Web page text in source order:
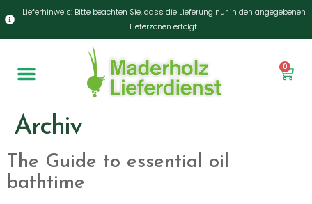
Lieferhinweis: Bitte beachten Sie, dass die Lieferung nur in den angegebenen
Lieferzonen erfolgt.
0
Archiv
The Guide to essential oil
bathtime